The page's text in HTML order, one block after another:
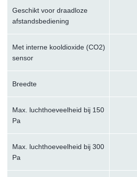
Geschikt voor draadloze
afstandsbediening
Met interne kooldioxide (CO2)
sensor
Breedte
Max. luchthoeveelheid bij 150
Pa
Max. luchthoeveelheid bij 300
Pa